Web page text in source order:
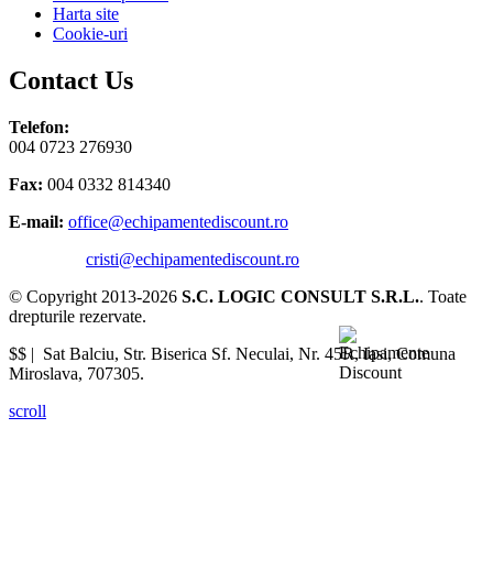
Harta site
Cookie-uri
Contact Us
Telefon:
004 0723 276930
Fax: 004 0332 814340
E-mail: office@echipamentediscount.ro
cristi@echipamentediscount.ro
© Copyright 2013-2026 S.C. LOGIC CONSULT S.R.L.. Toate
drepturile rezervate.
$$ | Sat Balciu, Str. Biserica Sf. Neculai, Nr. 45R,Iasi,Comuna
Miroslava, 707305.
scroll